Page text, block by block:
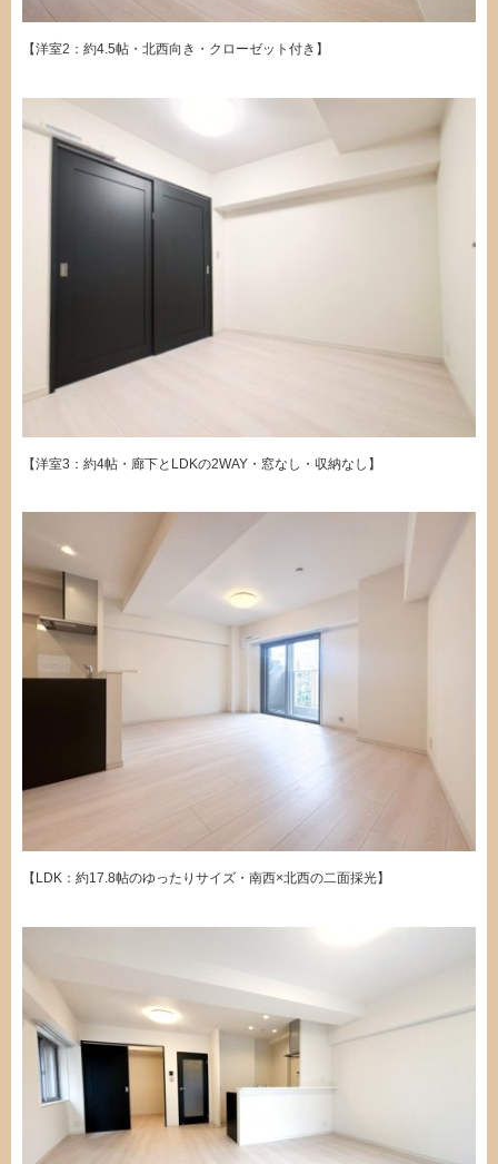
【洋室2：約4.5帖・北西向き・クローゼット付き】
【洋室3：約4帖・廊下とLDKの2WAY・窓なし・収納なし】
【LDK：約17.8帖のゆったりサイズ・南西×北西の二面採光】